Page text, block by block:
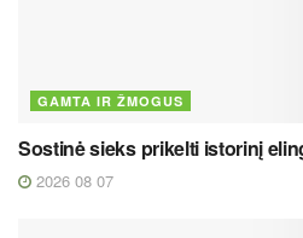
GAMTA IR ŽMOGUS
Sostinė sieks prikelti istorinį
2026 08 07